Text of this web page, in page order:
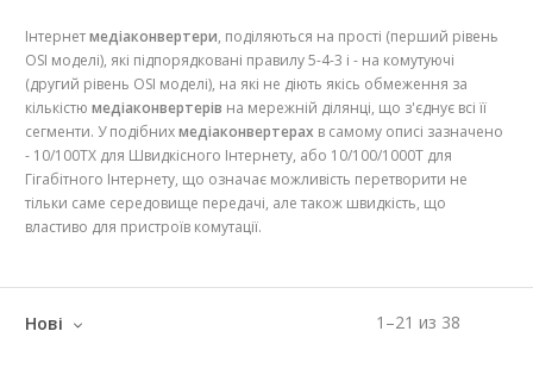
Інтернетмедіаконвертери, поділяються на прості (перший рівень
OSI моделі), які підпорядковані правилу 5-4-3 і - на комутуючі
(другий рівень OSI моделі), на які не діють якісь обмеження за
кількістю медіаконвертерів на мережній ділянці, що з'єднує всі її
сегменти. У подібнихмедіаконвертерах в самому описі зазначено
- 10/100TX для Швидкісного Інтернету, або 10/100/1000T для
Гігабітного Інтернету, що означає можливість перетворити не
тільки саме середовище передачі, але також швидкість, що
властиво для пристроїв комутації.
1 –21 из 38
Нові